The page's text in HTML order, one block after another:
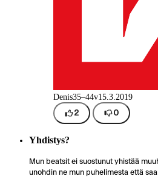
Denis35–44v15.3.2019
2 0
Yhdistys?
Mun beatsit ei suostunut yhistää
unohdin ne mun puhelimesta että